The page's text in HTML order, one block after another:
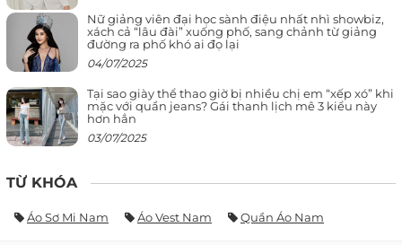
Nữ giảng viên đại học sành điệu nhất nhì showbiz,
xách cả “lâu đài” xuống phố, sang chảnh từ giảng
đường ra phố khó ai đọ lại
04/07/2025
Tại sao giày thể thao giờ bị nhiều chị em “xếp xó” khi
mặc với quần jeans? Gái thanh lịch mê 3 kiểu này
hơn hẳn
03/07/2025
TỪ KHÓA
Áo Sơ Mi Nam Áo Vest Nam Quần Áo Nam